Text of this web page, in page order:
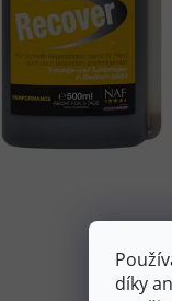
díky